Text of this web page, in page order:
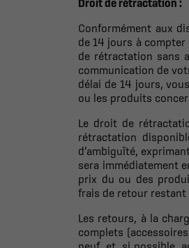
Conformément aux
de 14 jours à
de rétractation sans
communication de
délai de 14 jours,
ou les produits
Le droit de
rétractation
d’ambiguïté,
sera immédiatement
prix du ou des
frais de retour restant
Les retours, à la
complets